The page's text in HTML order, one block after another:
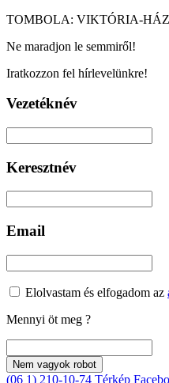
TOMBOLA: VIKTÓRIA-HÁZ
Ne maradjon le semmiről!
Iratkozzon fel hírlevelünkre!
Vezetéknév
Keresztnév
Email
Elolvastam és elfogadom az
Mennyi öt meg ?
Nem vagyok robot
(06 1) 210-10-74 Térkép